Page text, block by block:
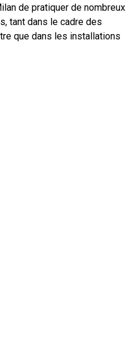
de pratiquer de nombreux
tant dans le cadre des
que dans les installations